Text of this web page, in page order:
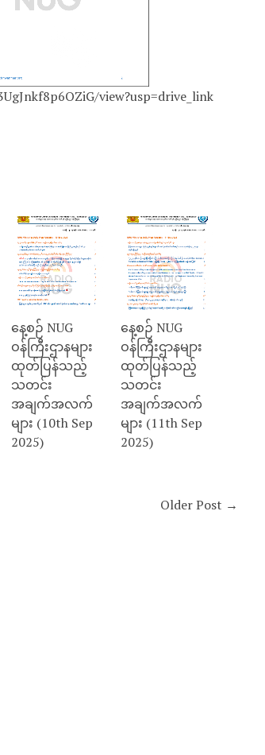
view?usp=drive_link
နေ့စဉ် NUG
ဝန်ကြီးဌာနများ
ထုတ်ပြန်သည့်
သတင်း
အချက်အလက်
များ (10th Sep
2025)
နေ့စဉ် NUG
ဝန်ကြီးဌာနများ
ထုတ်ပြန်သည့်
သတင်း
အချက်အလက်
များ (11th Sep
2025)
Older Post →